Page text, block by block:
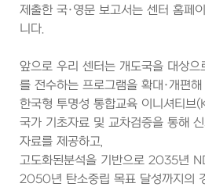
제출한 국·영문 보고서는 센터 홈페
니다.
앞으로 우리 센터는 개도국을 대상
를 전수하는 프로그램을 확대·개편해
한국형 투명성 통합교육 이니셔티브
국가 기초자료 및 교차검증을 통해
자료를 제공하고,
고도화된분석을 기반으로 2035년
2050년 탄소중립 목표 달성까지의